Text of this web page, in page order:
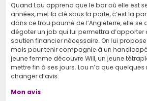
Quand Lou apprend que le bar où elle est
années, met la clé sous la porte, c’est la
dans ce trou paumé de l’Angleterre, elle se
dégoter un job qui lui permettra d’apporter
soutien financier nécessaire. On lui
mois pour tenir compagnie à un
jeune femme découvre Will, un jeune
mettre fin à ses jours. Lou n’a que
changer d’avis.
Mon avis